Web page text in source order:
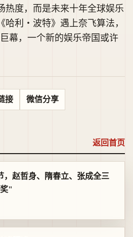
热度，而是未来十年全球娱乐
利・波特》遇上奈飞算法，
幕，一个新的娱乐帝国或许
接 微信分享
返回首页
，赵哲身、隋春立、张成全三
"